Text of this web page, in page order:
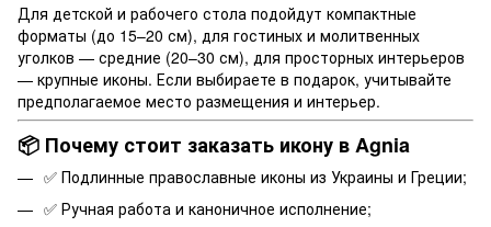
Для детской и рабочего стола подойдут компактные
форматы (до 15–20 см), для гостиных и молитвенных
уголков — средние (20–30 см), для просторных интерьеров
— крупные иконы. Если выбираете в подарок, учитывайте
предполагаемое место размещения и интерьер.
📦 Почему стоит заказать икону в Agnia
✅ Подлинные православные иконы из Украины и Греции;
✅ Ручная работа и каноничное исполнение;